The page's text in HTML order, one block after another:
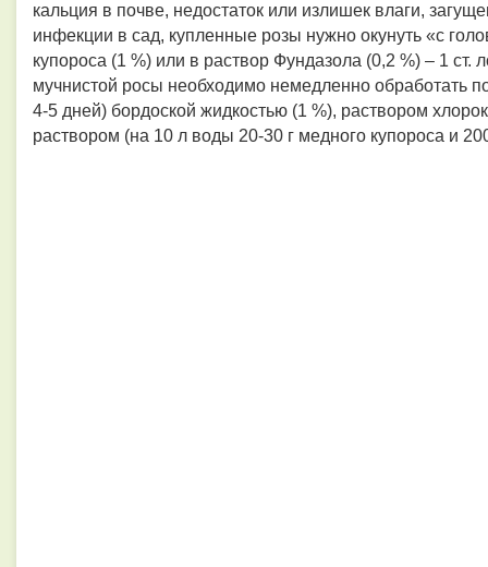
кальция в почве, недостаток или излишек влаги,
инфекции в сад, купленные розы нужно окунуть «с
купороса (1 %) или в раствор Фундазола (0,2 %) – 1
мучнистой росы необходимо немедленно обработать
4-5 дней) бордоской жидкостью (1 %), раствором
раствором (на 10 л воды 20-30 г медного купороса и